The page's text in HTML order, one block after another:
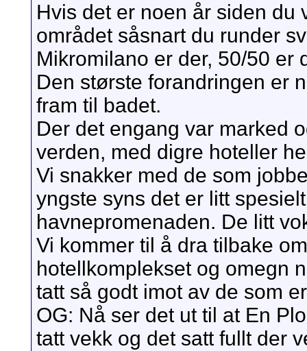
Hvis det er noen år siden du
området såsnart du runder
Mikromilano er der, 50/50 er
Den største forandringen er
fram til badet.
Der det engang var marked
verden, med digre hoteller
Vi snakker med de som
yngste syns det er litt
havnepromenaden. De litt
Vi kommer til å dra tilbake
hotellkomplekset og omegn
tatt så godt imot av de som
OG: Nå ser det ut til at En
tatt vekk og det satt fullt der